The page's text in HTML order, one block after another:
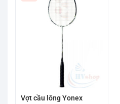
Vợt cầu lông Yonex